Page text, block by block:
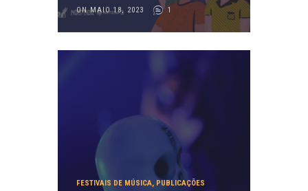
ON MAIO 18, 2023 1
FESTIVAIS DE MÚSICA, PUBLICAÇÕES